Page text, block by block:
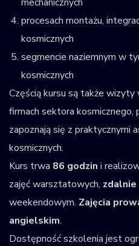
procesach montażu,
kosmicznych
segmencie naziemnym w
kosmicznych
Częścią kursu są także
firmach sektora kosmicznego,
zapoznają się z praktycznymi
kosmicznych.
Kurs trwa 86 godzin i
zajęć warsztatowych,
weekendowym. Zajęcia
angielskim.
Dostępność szkolenia jest